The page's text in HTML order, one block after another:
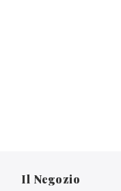
Il Negozio